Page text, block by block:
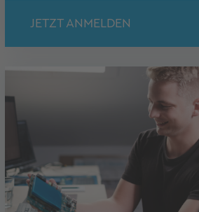
JETZT ANMELDEN